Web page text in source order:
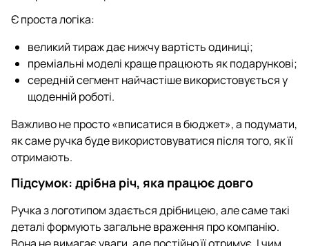
Є проста логіка:
великий тираж дає нижчу вартість одиниці;
преміальні моделі краще працюють як подарункові;
середній сегмент найчастіше використовується у
щоденній роботі.
Важливо не просто «вписатися в бюджет», а подумати,
як саме ручка буде використовуватися після того, як її
отримають.
Підсумок: дрібна річ, яка працює довго
Ручка з логотипом здається дрібницею, але саме такі
деталі формують загальне враження про компанію.